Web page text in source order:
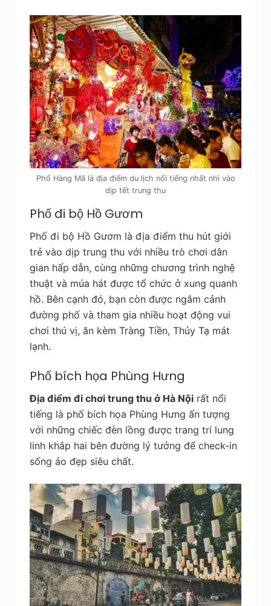
Phố Hàng Mã là địa điểm du lịch nổi tiếng nhất nhì vào
dịp tết trung thu
Phố đi bộ Hồ Gươm
Phố đi bộ Hồ Gươm là địa điểm thu hút giới
trẻ vào dịp trung thu với nhiều trò chơi dân
gian hấp dẫn, cùng những chương trình nghệ
thuật và múa hát được tổ chức ở xung quanh
hồ. Bên cạnh đó, bạn còn được ngắm cảnh
đường phố và tham gia nhiều hoạt động vui
chơi thú vị, ăn kèm Tràng Tiền, Thủy Tạ mát
lạnh.
Phố bích họa Phùng Hưng
Địa điểm đi chơi trung thu ở Hà Nội rất nổi
tiếng là phố bích họa Phùng Hưng ấn tượng
với những chiếc đèn lồng được trang trí lung
linh khắp hai bên đường lý tưởng để check-in
sống ảo đẹp siêu chất.